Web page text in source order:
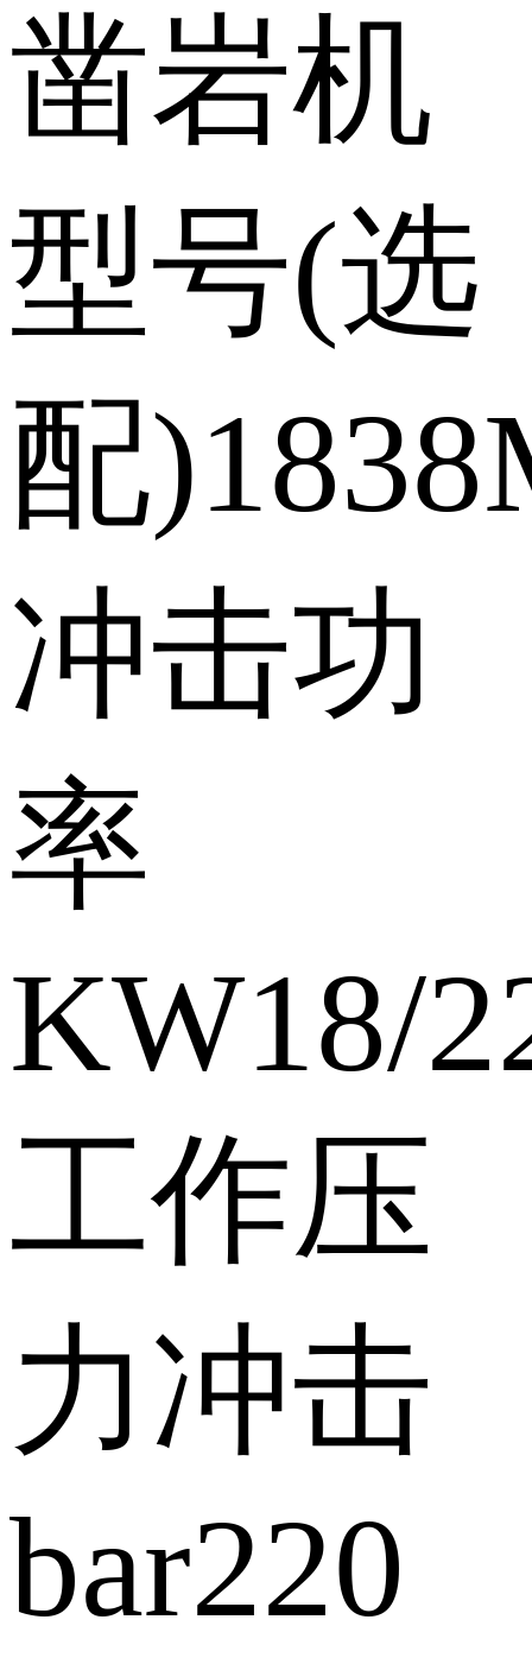
凿岩机
型号(选
配)
冲击功
率
KW18/
工作压
力冲击
bar220